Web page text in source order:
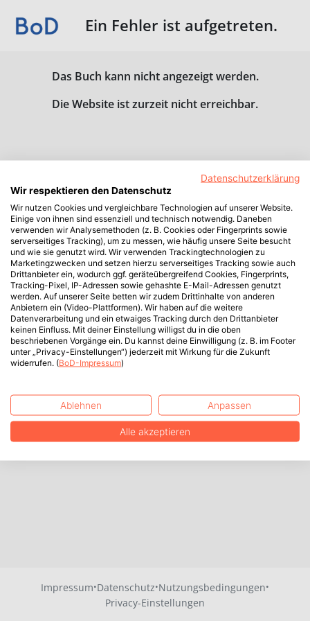
Ein Fehler ist aufgetreten.
Das Buch kann nicht angezeigt werden.
Die Website ist zurzeit nicht erreichbar.
Impressum·Datenschutz·Nutzungsbedingungen·
Privacy-Einstellungen
Datenschutzerklärung
Wir respektieren den Datenschutz
Wir nutzen Cookies und vergleichbare Technologien auf unserer Website.
Einige von ihnen sind essenziell und technisch notwendig. Daneben
verwenden wir Analysemethoden (z. B. Cookies oder Fingerprints sowie
serverseitiges Tracking), um zu messen, wie häufig unsere Seite besucht
und wie sie genutzt wird. Wir verwenden Trackingtechnologien zu
Marketingzwecken und setzen hierzu serverseitiges Tracking sowie auch
Drittanbieter ein, wodurch ggf. geräteübergreifend Cookies, Fingerprints,
Tracking-Pixel, IP-Adressen sowie gehashte E-Mail-Adressen genutzt
werden. Auf unserer Seite betten wir zudem Drittinhalte von anderen
Anbietern ein (Video-Plattformen). Wir haben auf die weitere
Datenverarbeitung und ein etwaiges Tracking durch den Drittanbieter
keinen Einfluss. Mit deiner Einstellung willigst du in die oben
beschriebenen Vorgänge ein. Du kannst deine Einwilligung (z. B. im Footer
unter „Privacy-Einstellungen“) jederzeit mit Wirkung für die Zukunft
widerrufen. (BoD-Impressum)
Ablehnen Anpassen
Alle akzeptieren